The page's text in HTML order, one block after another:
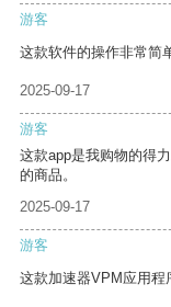
游客
这款软件的操作非常简
2025-09-17
游客
这款app是我购物的得
的商品。
2025-09-17
游客
这款加速器VPM应用程